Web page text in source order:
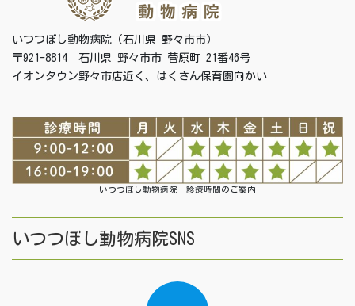
いつつぼし動物病院（石川県 野々市市）
〒921-8814 石川県 野々市市 菅原町 21番46号
イオンタウン野々市店近く、はくさん保育園向かい
いつつぼし動物病院 診療時間のご案内
いつつぼし動物病院SNS